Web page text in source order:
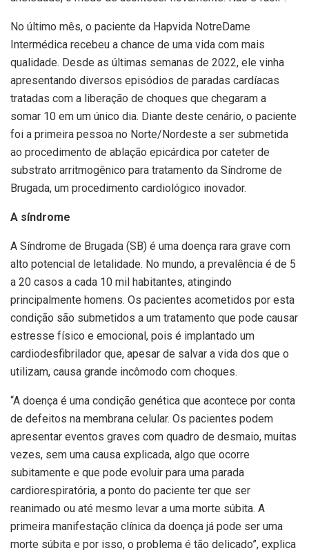
No último mês, o paciente da Hapvida NotreDame
Intermédica recebeu a chance de uma vida com mais
qualidade. Desde as últimas semanas de 2022, ele vinha
apresentando diversos episódios de paradas cardíacas
tratadas com a liberação de choques que chegaram a
somar 10 em um único dia. Diante deste cenário, o paciente
foi a primeira pessoa no Norte/Nordeste a ser submetida
ao procedimento de ablação epicárdica por cateter de
substrato arritmogênico para tratamento da Síndrome de
Brugada, um procedimento cardiológico inovador.
A síndrome
A Síndrome de Brugada (SB) é uma doença rara grave com
alto potencial de letalidade. No mundo, a prevalência é de 5
a 20 casos a cada 10 mil habitantes, atingindo
principalmente homens. Os pacientes acometidos por esta
condição são submetidos a um tratamento que pode causar
estresse físico e emocional, pois é implantado um
cardiodesfibrilador que, apesar de salvar a vida dos que o
utilizam, causa grande incômodo com choques.
“A doença é uma condição genética que acontece por conta
de defeitos na membrana celular. Os pacientes podem
apresentar eventos graves com quadro de desmaio, muitas
vezes, sem uma causa explicada, algo que ocorre
subitamente e que pode evoluir para uma parada
cardiorespiratória, a ponto do paciente ter que ser
reanimado ou até mesmo levar a uma morte súbita. A
primeira manifestação clínica da doença já pode ser uma
morte súbita e por isso, o problema é tão delicado”, explica